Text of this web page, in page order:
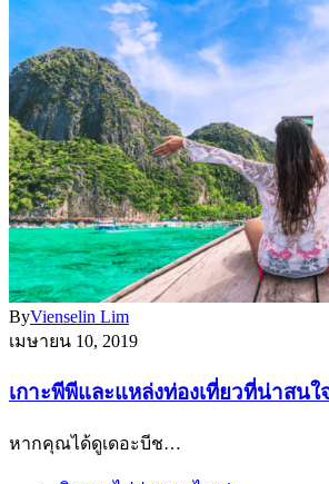
ByVienselin Lim
เมษายน 10, 2019
เกาะพีพีและแหล่งท่องเที่ยวที่น่าสนใ
หากคุณได้ดูเดอะบีช…